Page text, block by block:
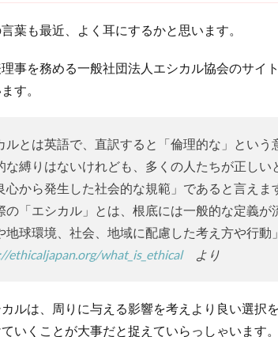
葉も最近、よく耳にするかと思います。
事を務める一般社団法人エシカル協会のサイ
す。
ルとは英語で、直訳すると「倫理的な」という
な縛りはないけれども、多くの人たちが正し
心から発生した社会的な規範」であると言えま
の「エシカル」とは、根底には一般的な定義が
地球環境、社会、地域に配慮した考え方や行動
ethicaljapan.org/what_is_ethicalより
ルは、周りに与える影響を考えより良い選択
いくことが大事だと捉えていらっしゃいます。